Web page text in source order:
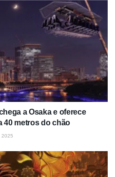
a Osaka e oferece
40 metros do chão
2025